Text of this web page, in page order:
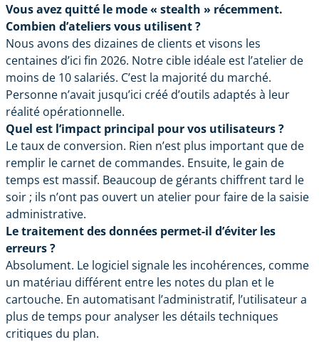
Vous avez quitté le mode « stealth » récemment.
Combien d’ateliers vous utilisent ?
Nous avons des dizaines de clients et visons les
centaines d’ici fin 2026. Notre cible idéale est l’atelier de
moins de 10 salariés. C’est la majorité du marché.
Personne n’avait jusqu’ici créé d’outils adaptés à leur
réalité opérationnelle.
Quel est l’impact principal pour vos utilisateurs ?
Le taux de conversion. Rien n’est plus important que de
remplir le carnet de commandes. Ensuite, le gain de
temps est massif. Beaucoup de gérants chiffrent tard le
soir ; ils n’ont pas ouvert un atelier pour faire de la saisie
administrative.
Le traitement des données permet-il d’éviter les
erreurs ?
Absolument. Le logiciel signale les incohérences, comme
un matériau différent entre les notes du plan et le
cartouche. En automatisant l’administratif, l’utilisateur a
plus de temps pour analyser les détails techniques
critiques du plan.